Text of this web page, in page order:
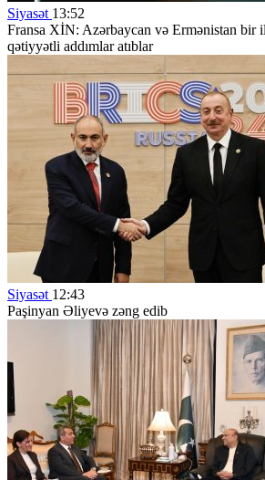
Siyasət 13:52
Fransa XİN: Azərbaycan və Ermənistan bir
qətiyyətli addımlar atıblar
Siyasət 12:43
Paşinyan Əliyevə zəng edib